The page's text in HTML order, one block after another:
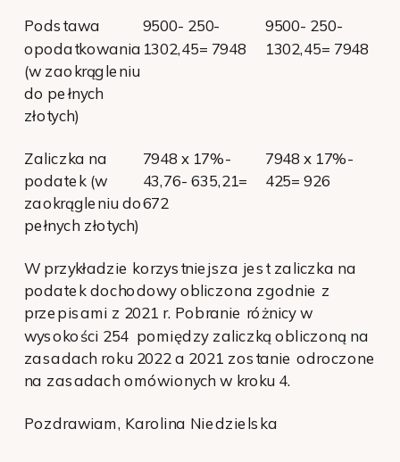
Podstawa
opodatkowania
(w zaokrągleniu
do pełnych
złotych)
9500- 250-
1302,45= 7948
9500- 250-
1302,45= 7948
Zaliczka na
podatek (w
zaokrągleniu do
pełnych złotych)
7948 x 17%-
43,76- 635,21=
672
7948 x 17%-
425= 926
W przykładzie korzystniejsza jest zaliczka na
podatek dochodowy obliczona zgodnie z
przepisami z 2021 r. Pobranie różnicy w
wysokości 254 pomiędzy zaliczką obliczoną na
zasadach roku 2022 a 2021 zostanie odroczone
na zasadach omówionych w kroku 4.
Pozdrawiam, Karolina Niedzielska